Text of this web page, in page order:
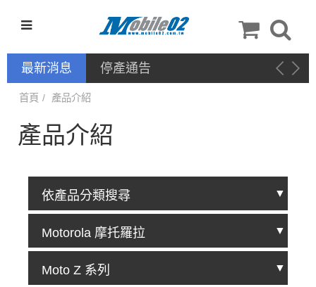
最新消息 新品上架－手機配件：QinD
首頁 產品介紹
產品介紹